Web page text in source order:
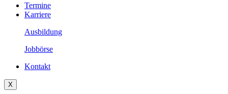
Termine
Karriere
Ausbildung
Jobbörse
Kontakt
X